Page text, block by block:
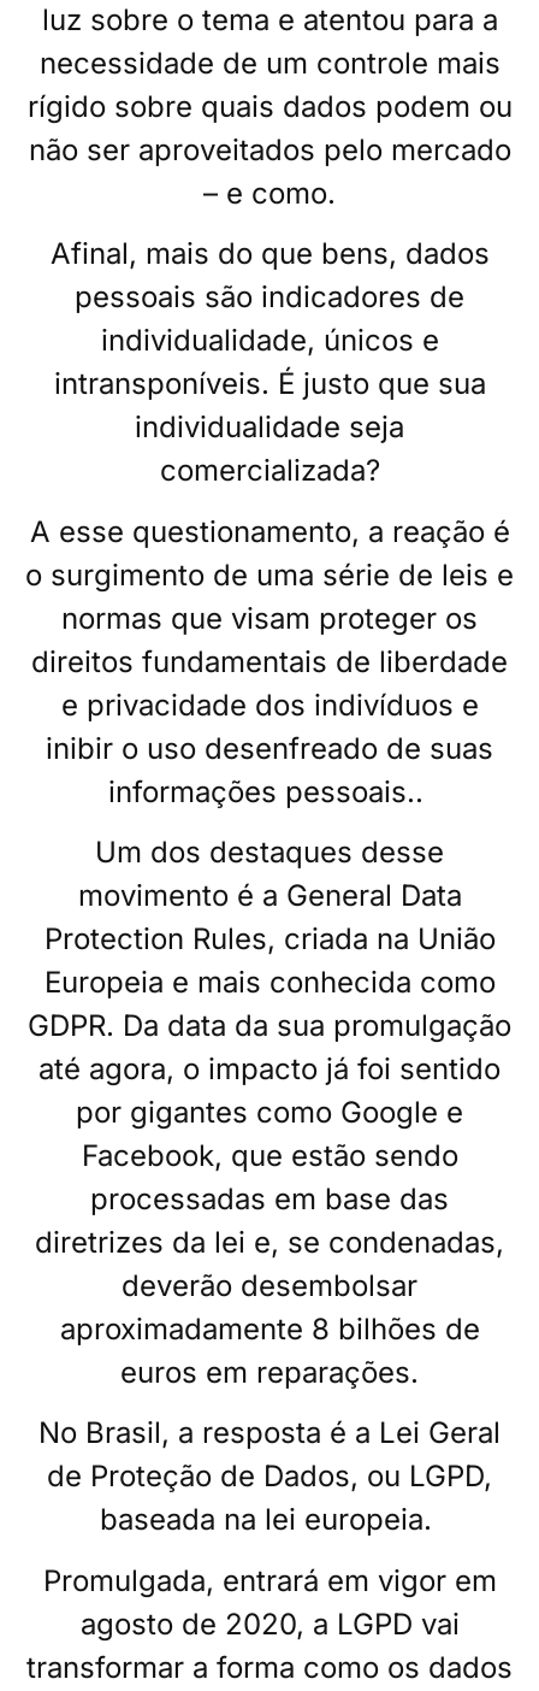
luz sobre o tema e atentou para a
necessidade de um controle mais
rígido sobre quais dados podem ou
não ser aproveitados pelo mercado
– e como.
Afinal, mais do que bens, dados
pessoais são indicadores de
individualidade, únicos e
intransponíveis. É justo que sua
individualidade seja
comercializada?
A esse questionamento, a reação é
o surgimento de uma série de leis e
normas que visam proteger os
direitos fundamentais de liberdade
e privacidade dos indivíduos e
inibir o uso desenfreado de suas
informações pessoais..
Um dos destaques desse
movimento é a General Data
Protection Rules, criada na União
Europeia e mais conhecida como
GDPR. Da data da sua promulgação
até agora, o impacto já foi sentido
por gigantes como Google e
Facebook, que estão sendo
processadas em base das
diretrizes da lei e, se condenadas,
deverão desembolsar
aproximadamente 8 bilhões de
euros em reparações.
No Brasil, a resposta é a Lei Geral
de Proteção de Dados, ou LGPD,
baseada na lei europeia.
Promulgada, entrará em vigor em
agosto de 2020, a LGPD vai
transformar a forma como os dados